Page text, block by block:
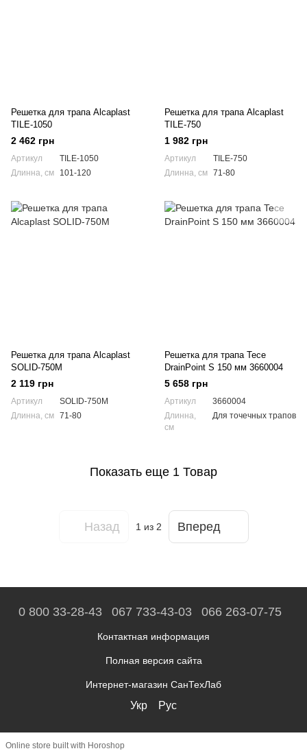
Решетка для трапа Alcaplast
TILE-1050
2 462 грн
Артикул
TILE-1050
Длинна, см
101-120
Решетка для трапа Alcaplast
TILE-750
1 982 грн
Артикул
TILE-750
Длинна, см 71-80
Решетка для трапа Alcaplast
SOLID-750M
2 119 грн
Артикул
SOLID-750M
Длинна, см 71-80
Решетка для трапа Tece
DrainPoint S 150 мм 3660004
5 658 грн
Артикул
3660004
Длинна,
см
Для точечных трапов
Показать еще 1 Товар
Назад 1 из 2 Вперед
0 800 33-28-43 067 733-43-03 066 263-07-75
Контактная информация
Полная версия сайта
Интернет-магазин СанТехЛаб
Укр Рус
Online store built with Horoshop